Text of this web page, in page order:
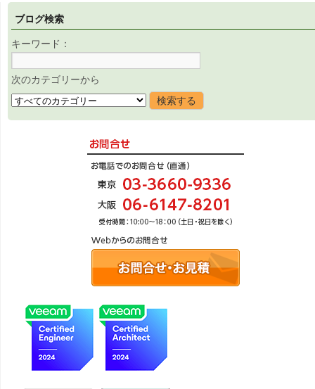
ブログ検索
キーワード：
次のカテゴリーから